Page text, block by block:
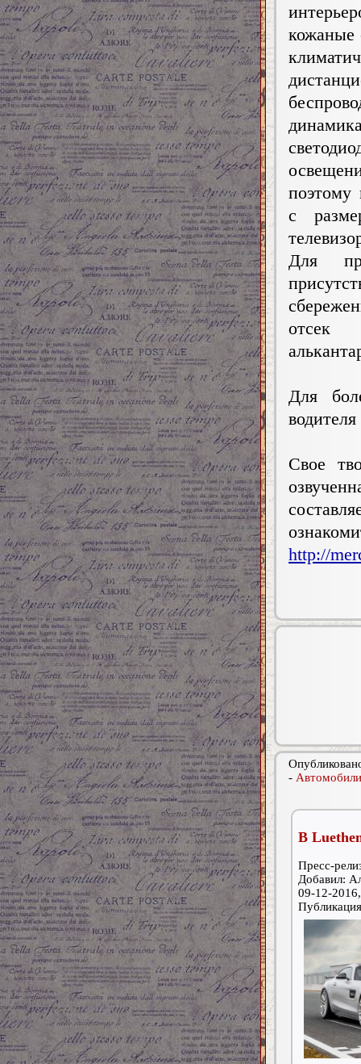
кожаные
поэтому
с
Для
отсек
Для
Свое
http://
-
В
Пресс-
Добавил:
09-12-